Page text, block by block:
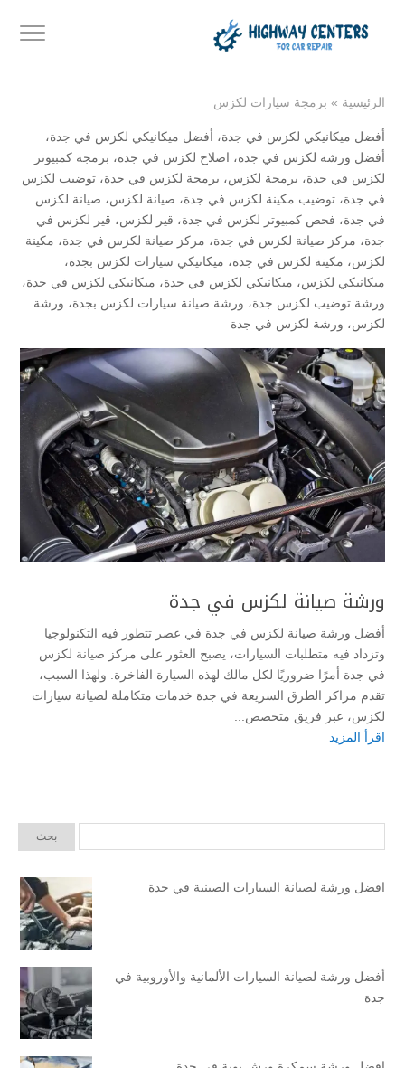
الرئيسية » برمجة سيارات لكزس
أفضل ميكانيكي لكزس في جدة، أفضل ميكانيكي لكزس في جدة،
أفضل ورشة لكزس في جدة، اصلاح لكزس في جدة، برمجة كمبيوتر
لكزس في جدة، برمجة لكزس، برمجة لكزس في جدة، توضيب لكزس
في جدة، توضيب مكينة لكزس في جدة، صيانة لكزس، صيانة لكزس
في جدة، فحص كمبيوتر لكزس في جدة، قير لكزس، قير لكزس في
جدة، مركز صيانة لكزس في جدة، مركز صيانة لكزس في جدة، مكينة
لكزس، مكينة لكزس في جدة، ميكانيكي سيارات لكزس بجدة،
ميكانيكي لكزس، ميكانيكي لكزس في جدة، ميكانيكي لكزس في جدة،
ورشة توضيب لكزس جدة، ورشة صيانة سيارات لكزس بجدة، ورشة
لكزس، ورشة لكزس في جدة
ورشة صيانة لكزس في جدة
أفضل ورشة صيانة لكزس في جدة في عصر تتطور فيه التكنولوجيا
وتزداد فيه متطلبات السيارات، يصبح العثور على مركز صيانة لكزس
في جدة أمرًا ضروريًا لكل مالك لهذه السيارة الفاخرة. ولهذا السبب،
تقدم مراكز الطرق السريعة في جدة خدمات متكاملة لصيانة سيارات
لكزس، عبر فريق متخصص...
اقرأ المزيد
افضل ورشة لصيانة السيارات الصينية في جدة
أفضل ورشة لصيانة السيارات الألمانية والأوروبية في
جدة